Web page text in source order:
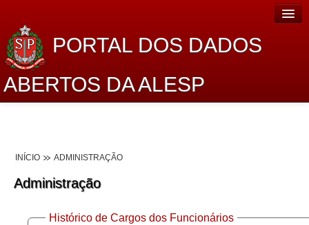
PORTAL DOS DADOS
ABERTOS DA ALESP
Dados Abertos Alesp
Lei de Acesso à Informação
Dados Governamentais Abertos
INÍCIO ADMINISTRAÇÃO
Administração
Histórico de Cargos dos Funcionários